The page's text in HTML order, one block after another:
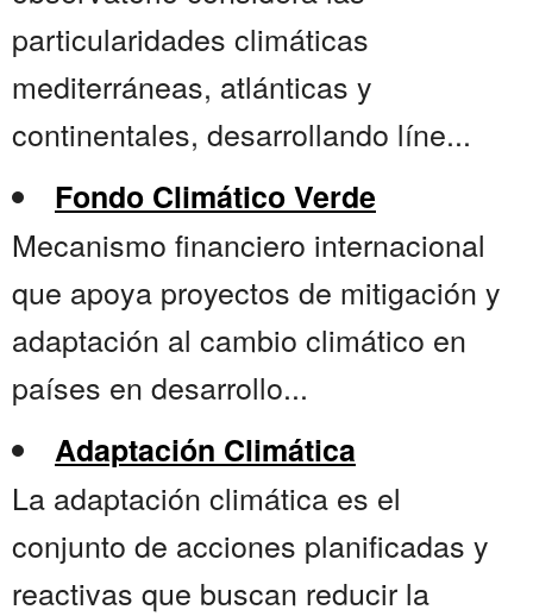
particularidades climáticas
mediterráneas, atlánticas y
continentales, desarrollando líne...
Fondo Climático Verde
Mecanismo financiero internacional
que apoya proyectos de mitigación y
adaptación al cambio climático en
países en desarrollo...
Adaptación Climática
La adaptación climática es el
conjunto de acciones planificadas y
reactivas que buscan reducir la